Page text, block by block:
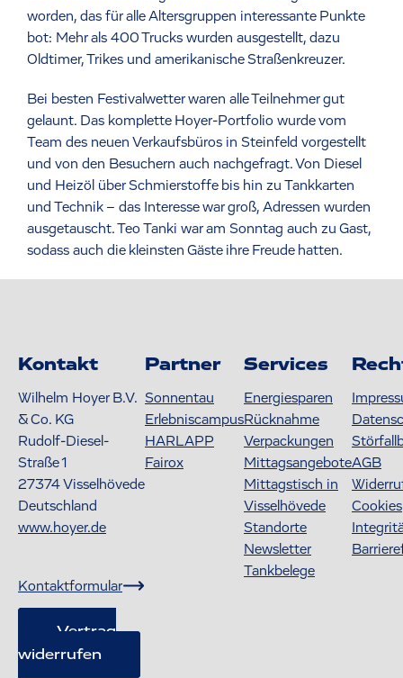
worden, das für alle Altersgruppen interessante Punkte
bot: Mehr als 400 Trucks wurden ausgestellt, dazu
Oldtimer, Trikes und amerikanische Straßenkreuzer.
Bei besten Festivalwetter waren alle Teilnehmer gut
gelaunt. Das komplette Hoyer-Portfolio wurde vom
Team des neuen Verkaufsbüros in Steinfeld vorgestellt
und von den Besuchern auch nachgefragt. Von Diesel
und Heizöl über Schmierstoffe bis hin zu Tankkarten
und Technik – das Interesse war groß, Adressen wurden
ausgetauscht. Teo Tanki war am Sonntag auch zu Gast,
sodass auch die kleinsten Gäste ihre Freude hatten.
Kontakt
Wilhelm Hoyer B.V.
& Co. KG
Rudolf-Diesel-
Straße 1
27374Visselhövede
Deutschland
www.hoyer.de
Kontaktformular
Vertrag
widerrufen
Partner
Sonnentau
Erlebniscampus
HARLAPP
Fairox
Services
Energiesparen
Rücknahme
Verpackungen
Mittagsangebote
Mittagstisch in
Visselhövede
Standorte
Newsletter
Tankbelege
AGB
Cookies